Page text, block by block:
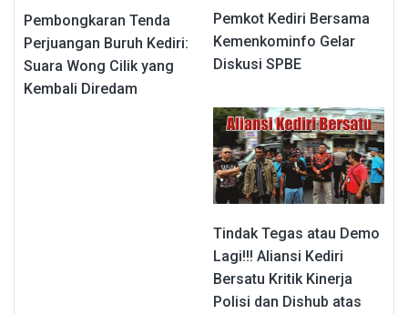
Pembongkaran Tenda
Perjuangan Buruh Kediri:
Suara Wong Cilik yang
Kembali Diredam
Pemkot Kediri Bersama
Kemenkominfo Gelar
Diskusi SPBE
Tindak Tegas atau Demo
Lagi!!! Aliansi Kediri
Bersatu Kritik Kinerja
Polisi dan Dishub atas